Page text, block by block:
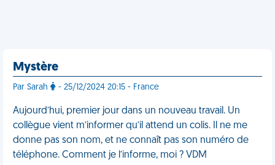
Mystère
Par Sarah - 25/12/2024 20:15 - France
Aujourd’hui, premier jour dans un nouveau travail. Un
collègue vient m’informer qu’il attend un colis. Il ne me
donne pas son nom, et ne connaît pas son numéro de
téléphone. Comment je l’informe, moi ? VDM